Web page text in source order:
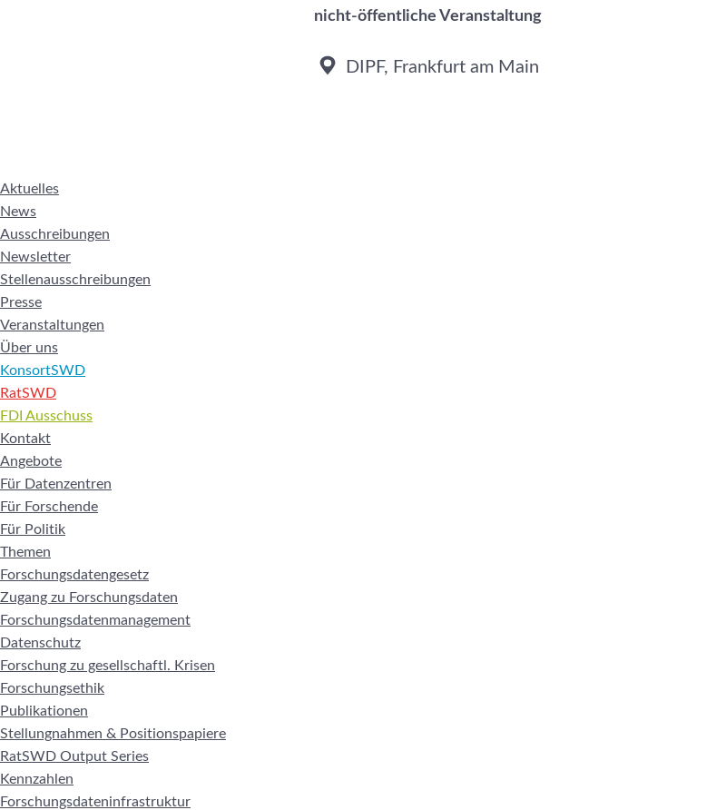
nicht-öffentliche Veranstaltung
DIPF, Frankfurt am Main
Aktuelles
News
Ausschreibungen
Newsletter
Stellenausschreibungen
Presse
Veranstaltungen
Über uns
KonsortSWD
RatSWD
FDI Ausschuss
Kontakt
Angebote
Für Datenzentren
Für Forschende
Für Politik
Themen
Forschungsdatengesetz
Zugang zu Forschungsdaten
Forschungsdatenmanagement
Datenschutz
Forschung zu gesellschaftl. Krisen
Forschungsethik
Publikationen
Stellungnahmen & Positionspapiere
RatSWD Output Series
Kennzahlen
Forschungsdateninfrastruktur